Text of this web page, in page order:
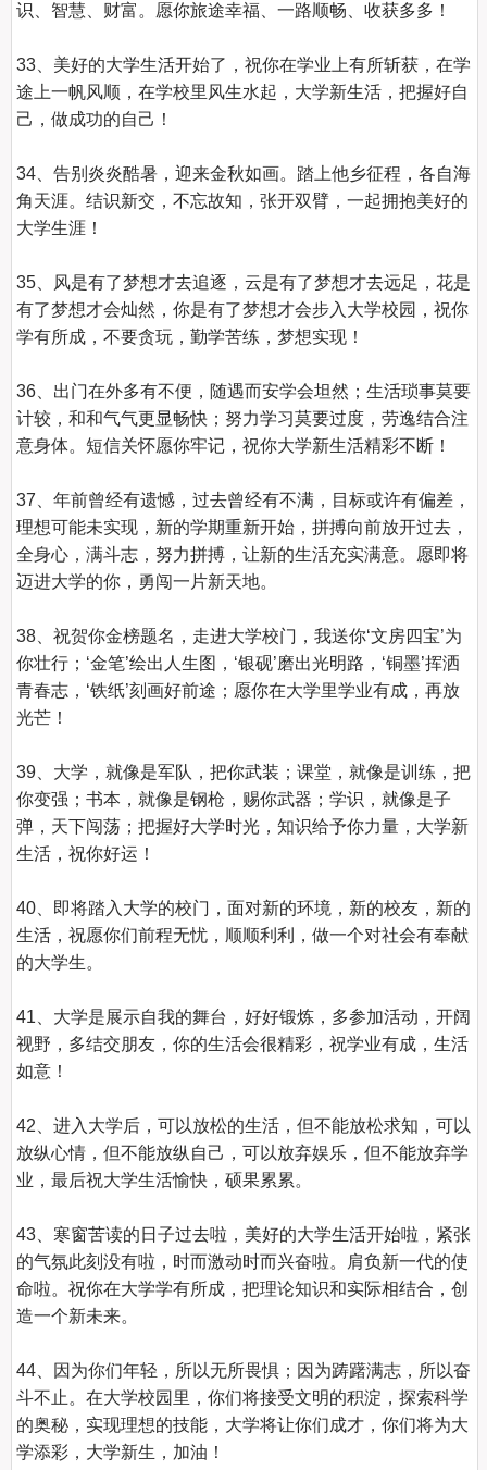
识、智慧、财富。愿你旅途幸福、一路顺畅、收获多多！
33、美好的大学生活开始了，祝你在学业上有所斩获，在学
途上一帆风顺，在学校里风生水起，大学新生活，把握好自
己，做成功的自己！
34、告别炎炎酷暑，迎来金秋如画。踏上他乡征程，各自海
角天涯。结识新交，不忘故知，张开双臂，一起拥抱美好的
大学生涯！
35、风是有了梦想才去追逐，云是有了梦想才去远足，花是
有了梦想才会灿然，你是有了梦想才会步入大学校园，祝你
学有所成，不要贪玩，勤学苦练，梦想实现！
36、出门在外多有不便，随遇而安学会坦然；生活琐事莫要
计较，和和气气更显畅快；努力学习莫要过度，劳逸结合注
意身体。短信关怀愿你牢记，祝你大学新生活精彩不断！
37、年前曾经有遗憾，过去曾经有不满，目标或许有偏差，
理想可能未实现，新的学期重新开始，拼搏向前放开过去，
全身心，满斗志，努力拼搏，让新的生活充实满意。愿即将
迈进大学的你，勇闯一片新天地。
38、祝贺你金榜题名，走进大学校门，我送你‘文房四宝’为
你壮行；‘金笔’绘出人生图，‘银砚’磨出光明路，‘铜墨’挥洒
青春志，‘铁纸’刻画好前途；愿你在大学里学业有成，再放
光芒！
39、大学，就像是军队，把你武装；课堂，就像是训练，把
你变强；书本，就像是钢枪，赐你武器；学识，就像是子
弹，天下闯荡；把握好大学时光，知识给予你力量，大学新
生活，祝你好运！
40、即将踏入大学的校门，面对新的环境，新的校友，新的
生活，祝愿你们前程无忧，顺顺利利，做一个对社会有奉献
的大学生。
41、大学是展示自我的舞台，好好锻炼，多参加活动，开阔
视野，多结交朋友，你的生活会很精彩，祝学业有成，生活
如意！
42、进入大学后，可以放松的生活，但不能放松求知，可以
放纵心情，但不能放纵自己，可以放弃娱乐，但不能放弃学
业，最后祝大学生活愉快，硕果累累。
43、寒窗苦读的日子过去啦，美好的大学生活开始啦，紧张
的气氛此刻没有啦，时而激动时而兴奋啦。肩负新一代的使
命啦。祝你在大学学有所成，把理论知识和实际相结合，创
造一个新未来。
44、因为你们年轻，所以无所畏惧；因为踌躇满志，所以奋
斗不止。在大学校园里，你们将接受文明的积淀，探索科学
的奥秘，实现理想的技能，大学将让你们成才，你们将为大
学添彩，大学新生，加油！